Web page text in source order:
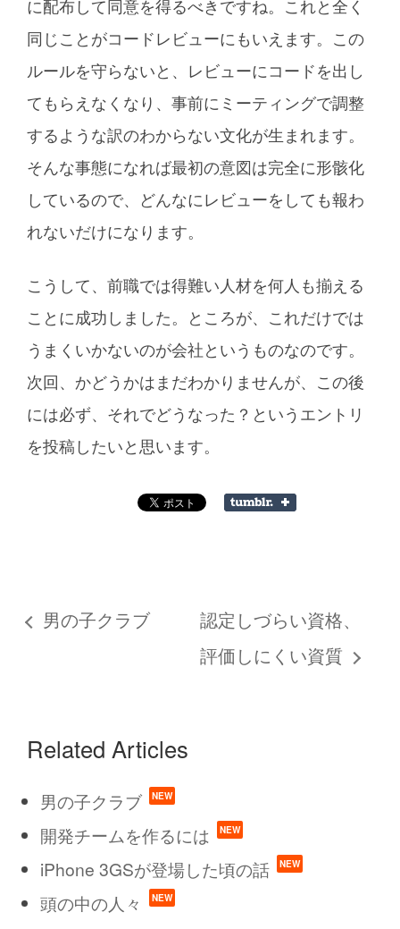
に配布して同意を得るべきですね。これと全く
同じことがコードレビューにもいえます。この
ルールを守らないと、レビューにコードを出し
てもらえなくなり、事前にミーティングで調整
するような訳のわからない文化が生まれます。
そんな事態になれば最初の意図は完全に形骸化
しているので、どんなにレビューをしても報わ
れないだけになります。
こうして、前職では得難い人材を何人も揃える
ことに成功しました。ところが、これだけでは
うまくいかないのが会社というものなのです。
次回、かどうかはまだわかりませんが、この後
には必ず、それでどうなった？というエントリ
を投稿したいと思います。
男の子クラブ
認定しづらい資格、
評価しにくい資質
Related Articles
男の子クラブ
開発チームを作るには
iPhone 3GSが登場した頃の話
頭の中の人々